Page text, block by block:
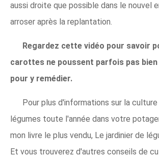
aussi droite que possible dans le nouvel
arroser après la replantation.
Regardez cette vidéo pour savoir
carottes ne poussent parfois pas
pour y remédier.
Pour plus d'informations sur la culture
légumes toute l'année dans votre
mon livre le plus vendu, Le jardinier de
Et vous trouverez d'autres conseils de